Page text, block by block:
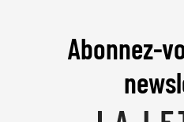
Abonnez-